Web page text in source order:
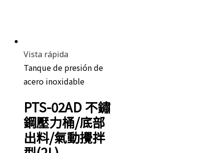
Vista rápida
Tanque de presión de
acero inoxidable
PTS-02AD 不鏽
鋼壓力桶/底部
出料/氣動攪拌